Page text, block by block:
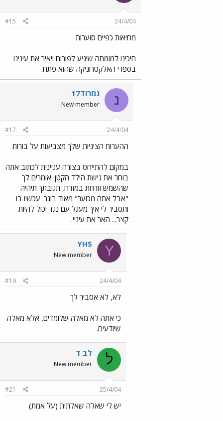
24/4/04
#15
מחיאות כפיים סוערות
חיכינו למומחה שיגיע לפורום ויאיר את עינינו
בספרי האלקטרוניקה שהוא פתח.
נ נמרוד17
New member
24/4/04
#17
ההערות הציניות שלך מצביעות על בורות
במקום להתייחס בצורה עניינית לכתוב אתה
בוחר את גישת הילד הקטן. אומרים לך
שהשמש זורחת במזרח, תגובתך תיהיה
"אבל אתה מכוער" מאוד בוגר. עכשיו בו
ותסביר לי איך מעגל עם נגד יכול להיות
קצר... האר את עיניי.
Y
YHS
New member
24/4/04
#19
לא, לא אסביר לך
כי אתה לא מאלה שלומדים, אלא מאלה
שיודעים.
ל לב ד
New member
25/4/04
#21
יש לי שאלה שאלתית (על אמת)